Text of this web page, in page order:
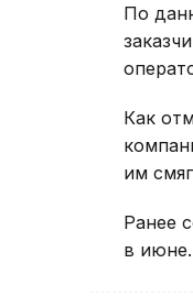
По
Как
им
Ранее
в июне.